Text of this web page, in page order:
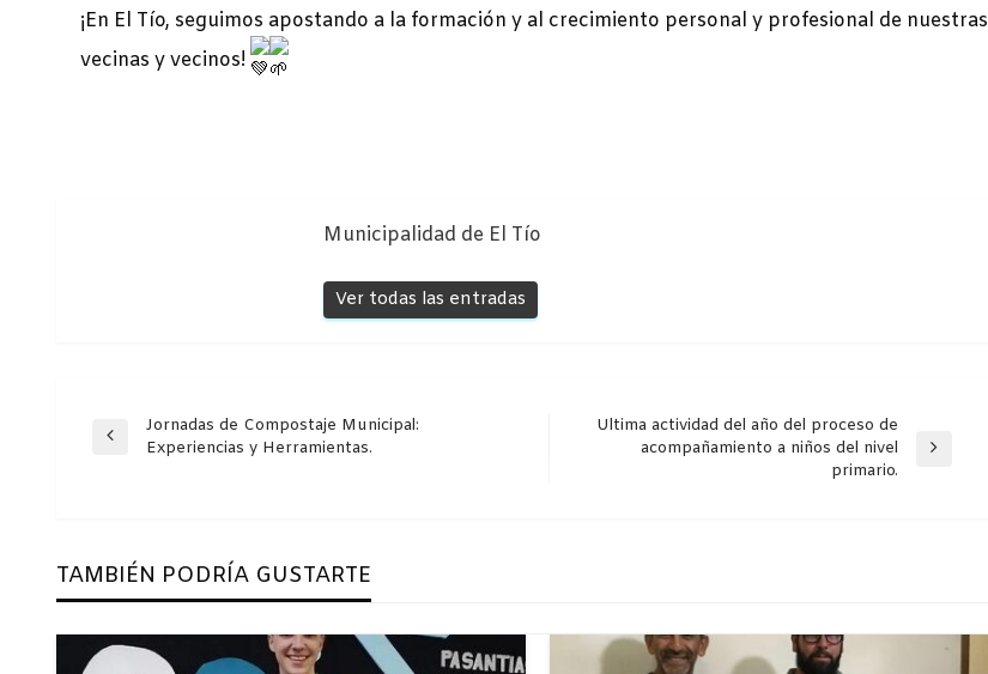
¡En El Tío, seguimos apostando a la formación y al crecimiento personal y profesional de nuestras
vecinas y vecinos!
Municipalidad de El Tío
Ver todas las entradas
Navegación
entradas
Entrada
Jornadas de Compostaje Municipal:
Experiencias y Herramientas.
Ultima actividad del año del proceso de
acompañamiento a niños del nivel
primario.
TAMBIÉN PODRÍA GUSTARTE